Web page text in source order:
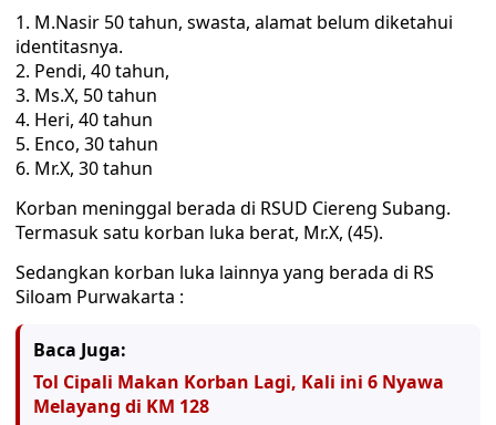
1. M.Nasir 50 tahun, swasta, alamat belum diketahui
identitasnya.
2. Pendi, 40 tahun,
3. Ms.X, 50 tahun
4. Heri, 40 tahun
5. Enco, 30 tahun
6. Mr.X, 30 tahun
Korban meninggal berada di RSUD Ciereng Subang.
Termasuk satu korban luka berat, Mr.X, (45).
Sedangkan korban luka lainnya yang berada di RS
Siloam Purwakarta :
Baca Juga:
Tol Cipali Makan Korban Lagi, Kali ini 6 Nyawa
Melayang di KM 128